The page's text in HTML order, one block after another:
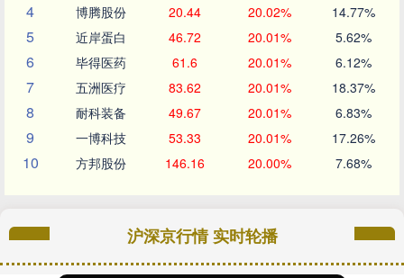
4 博腾股份 20.44 20.02% 14.77%
5 近岸蛋白 46.72 20.01% 5.62%
6 毕得医药 61.6 20.01% 6.12%
7 五洲医疗 83.62 20.01% 18.37%
8 耐科装备 49.67 20.01% 6.83%
9 一博科技 53.33 20.01% 17.26%
10 方邦股份 146.16 20.00% 7.68%
沪深京行情 实时轮播